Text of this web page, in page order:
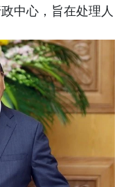
中心，旨在处理人